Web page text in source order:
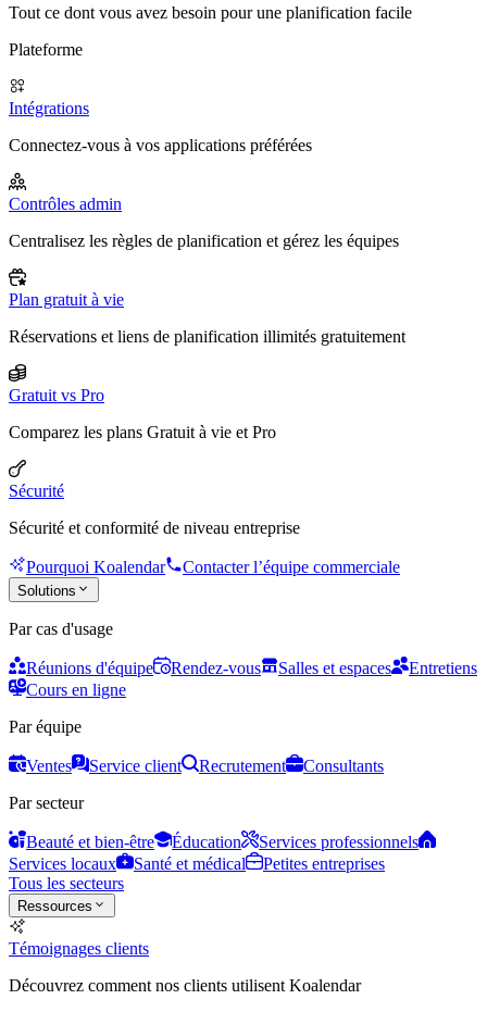
Tout ce dont vous avez besoin pour une planification facile
Plateforme
Intégrations
Connectez-vous à vos applications préférées
Contrôles admin
Centralisez les règles de planification et gérez les équipes
Plan gratuit à vie
Réservations et liens de planification illimités gratuitement
Gratuit vs Pro
Comparez les plans Gratuit à vie et Pro
Sécurité
Sécurité et conformité de niveau entreprise
Pourquoi Koalendar Contacter l’équipe commerciale
Solutions
Par cas d'usage
Réunions d'équipe Rendez-vous Salles et espaces
Entretiens
Cours en ligne
Par équipe
Ventes Service client Recrutement
Consultants
Par secteur
Beauté et bien-être Éducation
Services professionnels
Services locaux
Santé et médical
Petites entreprises
Tous les secteurs
Ressources
Témoignages clients
Découvrez comment nos clients utilisent Koalendar